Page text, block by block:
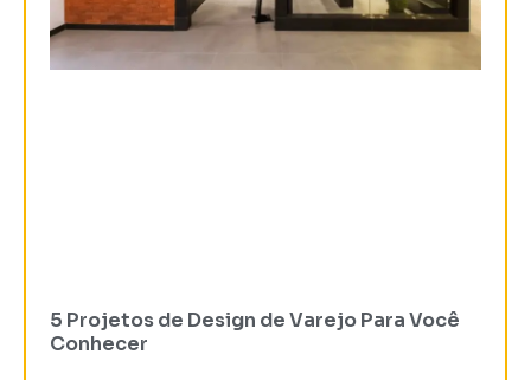
5 Projetos de Design de Varejo Para Você
Conhecer